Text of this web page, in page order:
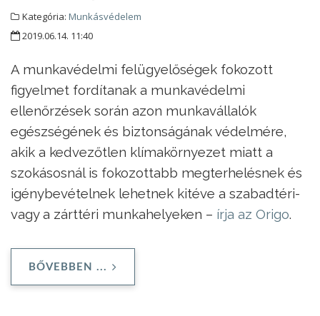
Kategória: Munkásvédelem
2019.06.14. 11:40
A munkavédelmi felügyelőségek fokozott
figyelmet fordítanak a munkavédelmi
ellenőrzések során azon munkavállalók
egészségének és biztonságának védelmére,
akik a kedvezőtlen klímakörnyezet miatt a
szokásosnál is fokozottabb megterhelésnek és
igénybevételnek lehetnek kitéve a szabadtéri-
vagy a zárttéri munkahelyeken – írja az Origo.
BŐVEBBEN ...